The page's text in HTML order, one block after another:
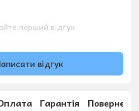
перший відгук
відгук
Гарантія